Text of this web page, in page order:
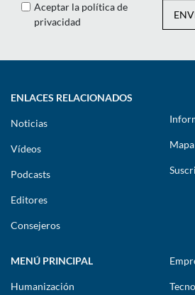
Aceptar la política de
privacidad
ENLACES RELACIONADOS
Noticias
Vídeos
Podcasts
Editores
Consejeros
MENÚ PRINCIPAL
Humanización